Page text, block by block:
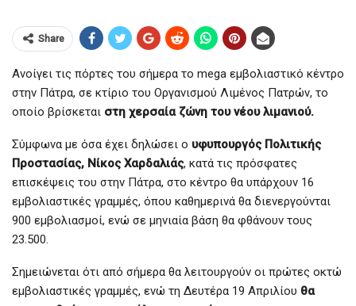
Share
Ανοίγει τις πόρτες του σήμερα το mega εμβολιαστικό κέντρο
στην Πάτρα, σε κτίριο του Οργανισμού Λιμένος Πατρών, το
οποίο βρίσκεται στη χερσαία ζώνη του νέου λιμανιού.
Σύμφωνα με όσα έχει δηλώσει ο υφυπουργός Πολιτικής
Προστασίας, Νίκος Χαρδαλιάς, κατά τις πρόσφατες
επισκέψεις του στην Πάτρα, στο κέντρο θα υπάρχουν 16
εμβολιαστικές γραμμές, όπου καθημερινά θα διενεργούνται
900 εμβολιασμοί, ενώ σε μηνιαία βάση θα φθάνουν τους
23.500.
Σημειώνεται ότι από σήμερα θα λειτουργούν οι πρώτες οκτώ
εμβολιαστικές γραμμές, ενώ τη Δευτέρα 19 Απριλίου θα